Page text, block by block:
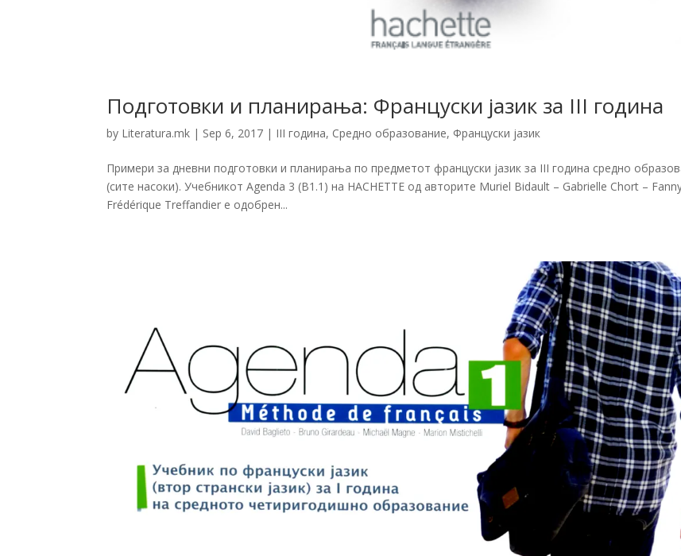
Подготовки и планирања: Француски јазик за III година
by Literatura.mk | Sep 6, 2017 | III година, Средно образование, Француски јазик
Примери за дневни подготовки и планирања по предметот француски јазик за III година средно
(сите насоки). Учебникот Agenda 3 (B1.1) на HACHETTE од авторите Muriel Bidault – Gabrielle Chort –
Frédérique Treffandier e одобрен...